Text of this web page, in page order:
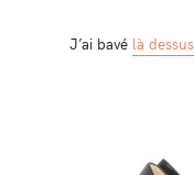
J’ai bavé là dessus…